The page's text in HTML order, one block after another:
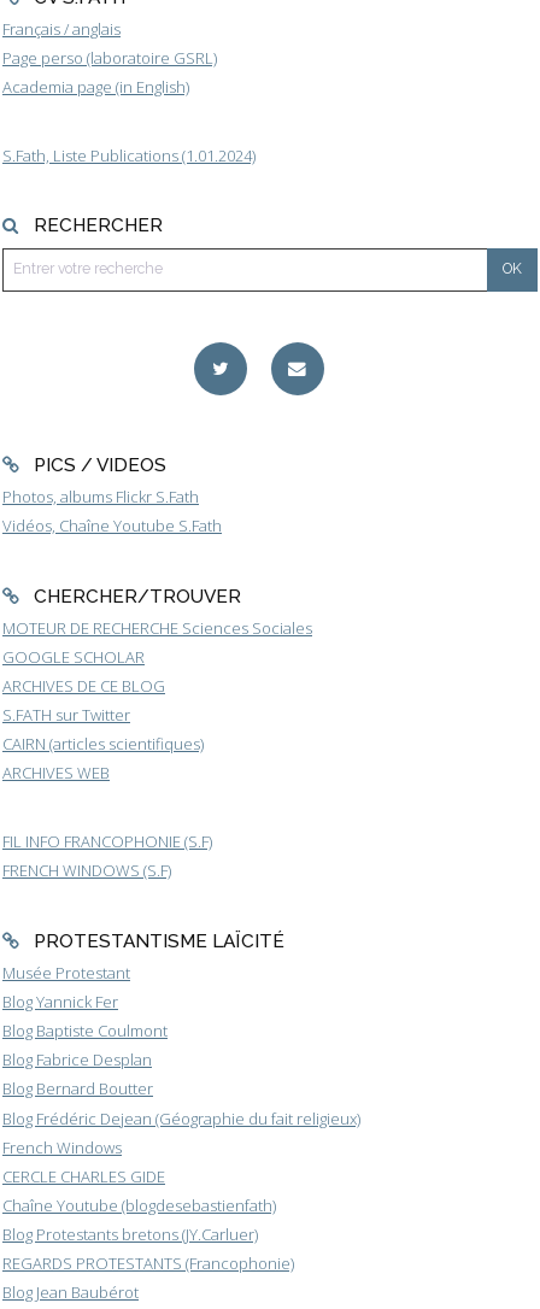
Français / anglais
Page perso (laboratoire GSRL)
Academia page (in English)
S.Fath, Liste Publications (1.01.2024)
RECHERCHER
PICS / VIDEOS
Photos, albums Flickr S.Fath
Vidéos, Chaîne Youtube S.Fath
CHERCHER/TROUVER
MOTEUR DE RECHERCHE Sciences Sociales
GOOGLE SCHOLAR
ARCHIVES DE CE BLOG
S.FATH sur Twitter
CAIRN (articles scientifiques)
ARCHIVES WEB
FIL INFO FRANCOPHONIE (S.F)
FRENCH WINDOWS (S.F)
PROTESTANTISME LAÏCITÉ
Musée Protestant
Blog Yannick Fer
Blog Baptiste Coulmont
Blog Fabrice Desplan
Blog Bernard Boutter
Blog Frédéric Dejean (Géographie du fait religieux)
French Windows
CERCLE CHARLES GIDE
Chaîne Youtube (blogdesebastienfath)
Blog Protestants bretons (JY.Carluer)
REGARDS PROTESTANTS (Francophonie)
Blog Jean Baubérot